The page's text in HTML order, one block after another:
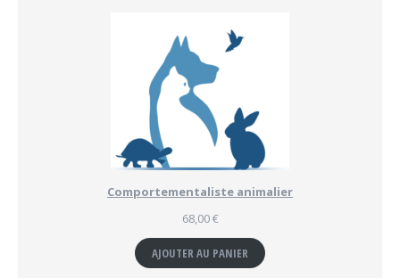
Comportementaliste animalier
68,00€
AJOUTER AU PANIER